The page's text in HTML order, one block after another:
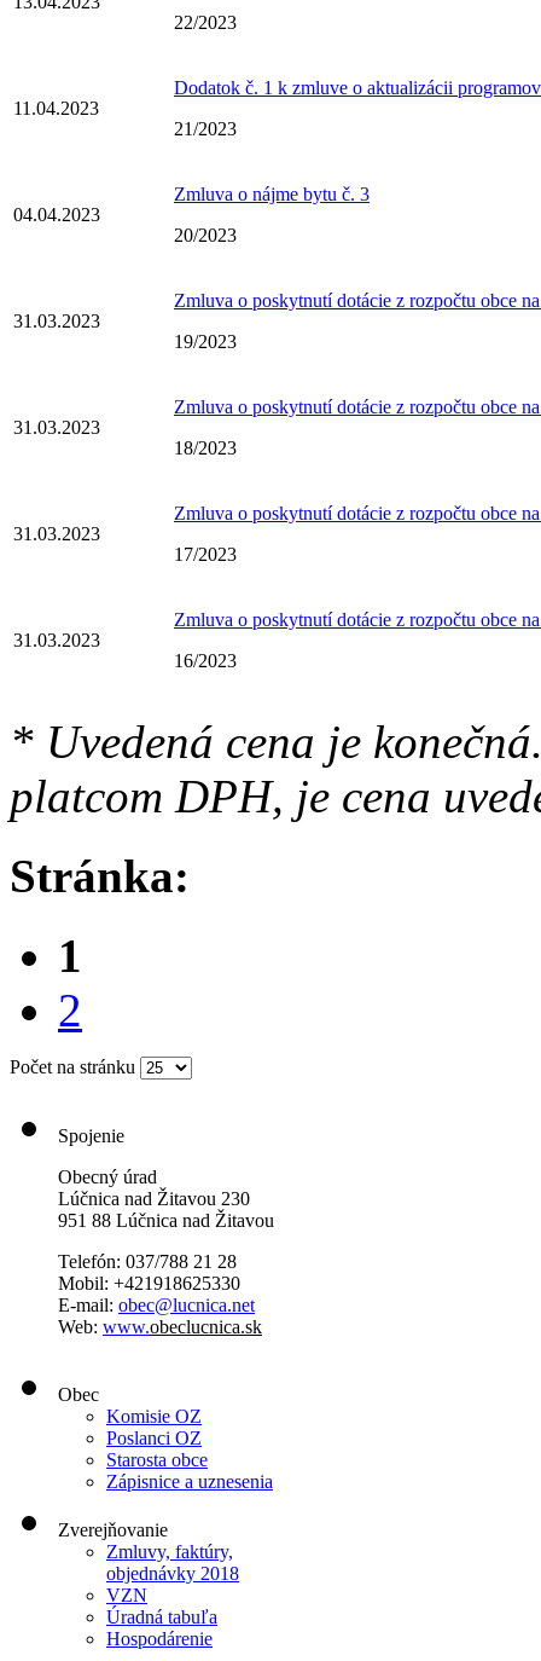
22/2023
11.04.2023
Dodatok č. 1 k zmluve o aktualizácii programov
21/2023
04.04.2023
Zmluva o nájme bytu č. 3
20/2023
31.03.2023
Zmluva o poskytnutí dotácie z rozpočtu obce
19/2023
31.03.2023
Zmluva o poskytnutí dotácie z rozpočtu obce
18/2023
31.03.2023
Zmluva o poskytnutí dotácie z rozpočtu obce
17/2023
31.03.2023
Zmluva o poskytnutí dotácie z rozpočtu obce
16/2023
* Uvedená cena je
platcom DPH, je cena
Stránka:
1
2
Počet na stránku
Spojenie
Obecný úrad
Lúčnica nad Žitavou 230
951 88 Lúčnica nad Žitavou
Telefón: 037/788 21 28
Mobil: +421918625330
E-mail: obec@lucnica.net
Web: www.obeclucnica.sk
Obec
Komisie OZ
Poslanci OZ
Starosta obce
Zápisnice a uznesenia
Zverejňovanie
Zmluvy, faktúry,
objednávky 2018
VZN
Úradná tabuľa
Hospodárenie